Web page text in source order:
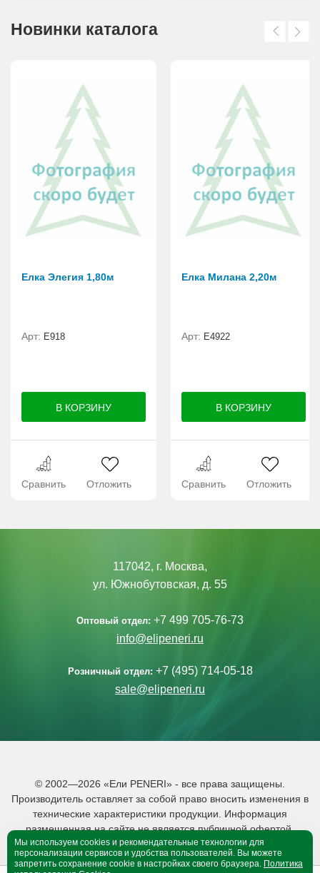
Новинки каталога
Елка Элегия 1,80м
Арт: E918
Сравнить Отложить
Елка Милана 2,20м
Арт: Е4922
Сравнить Отложить
117042, г. Москва,
ул. Южнобутовская, д. 55
Оптовый отдел: +7 499 705-76-73
info@elipeneri.ru
Розничный отдел: +7 (495) 714-05-18
sale@elipeneri.ru
© 2002—2026 «Ели PENERI» - все права защищены.
Производитель оставляет за собой право вносить изменения в
технические характеристики продукции. Информация
размещенная на сайте не является публичной офертой.
Политика обработки персональных данных
Мы используем cookies и рекомендательные технологии для
персонализации сервисов и удобства пользователей. Вы можете
запретить сохранение cookie в настройках своего браузера. Политика